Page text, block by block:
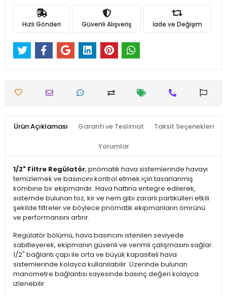
Hızlı Gönderi Güvenli Alışveriş İade ve Değişim
Ürün Açıklaması Garanti ve Teslimat Taksit Seçenekleri
Yorumlar
1/2" Filtre Regülatör, pnömatik hava sistemlerinde havayı
temizlemek ve basıncını kontrol etmek için tasarlanmış
kombine bir ekipmandır. Hava hattına entegre edilerek,
sistemde bulunan toz, kir ve nem gibi zararlı partikülleri etkili
şekilde filtreler ve böylece pnömatik ekipmanların ömrünü
ve performansını artırır.
Regülatör bölümü, hava basıncını istenilen seviyede
sabitleyerek, ekipmanın güvenli ve verimli çalışmasını sağlar.
1/2" bağlantı çapı ile orta ve büyük kapasiteli hava
sistemlerinde kolayca kullanılabilir. Üzerinde bulunan
manometre bağlantısı sayesinde basınç değeri kolayca
izlenebilir.